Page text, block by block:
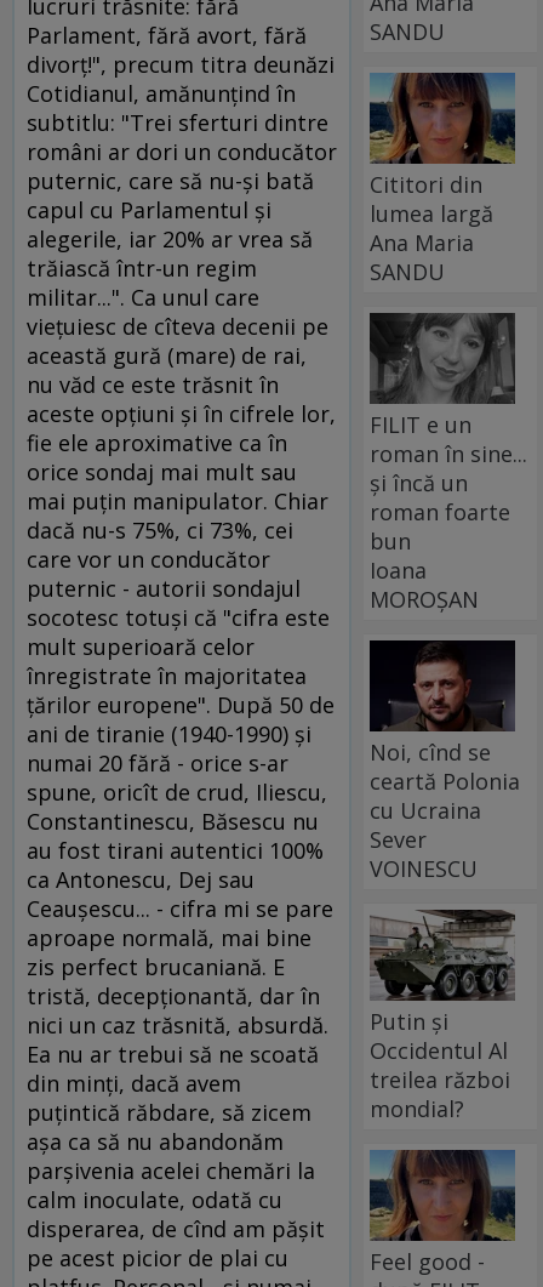
lucruri trăsnite: fără
Parlament, fără avort, fără
divorţ!", precum titra deunăzi
Cotidianul, amănunţind în
subtitlu: "Trei sferturi dintre
români ar dori un conducător
puternic, care să nu-şi bată
capul cu Parlamentul şi
alegerile, iar 20% ar vrea să
trăiască într-un regim
militar...". Ca unul care
vieţuiesc de cîteva decenii pe
această gură (mare) de rai,
nu văd ce este trăsnit în
aceste opţiuni şi în cifrele lor,
fie ele aproximative ca în
orice sondaj mai mult sau
mai puţin manipulator. Chiar
dacă nu-s 75%, ci 73%, cei
care vor un conducător
puternic - autorii sondajul
socotesc totuşi că "cifra este
mult superioară celor
înregistrate în majoritatea
ţărilor europene". După 50 de
ani de tiranie (1940-1990) şi
numai 20 fără - orice s-ar
spune, oricît de crud, Iliescu,
Constantinescu, Băsescu nu
au fost tirani autentici 100%
ca Antonescu, Dej sau
Ceauşescu... - cifra mi se pare
aproape normală, mai bine
zis perfect brucaniană. E
tristă, decepţionantă, dar în
nici un caz trăsnită, absurdă.
Ea nu ar trebui să ne scoată
din minţi, dacă avem
puţintică răbdare, să zicem
aşa ca să nu abandonăm
parşivenia acelei chemări la
calm inoculate, odată cu
disperarea, de cînd am păşit
pe acest picior de plai cu
SANDU
Cititori din
lumea largă
Ana Maria
SANDU
FILIT e un
roman în sine...
și încă un
roman foarte
bun
Ioana
MOROȘAN
Noi, cînd se
ceartă Polonia
cu Ucraina
Sever
VOINESCU
Putin și
Occidentul Al
treilea război
mondial?
Feel good -